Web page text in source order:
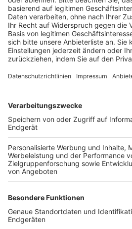
BFV-Geschäftsstellen
Trainerbörse
Login SpielPlus
FOLGE DEM BFV
TOP-VEREINE
TOP-PARTNER